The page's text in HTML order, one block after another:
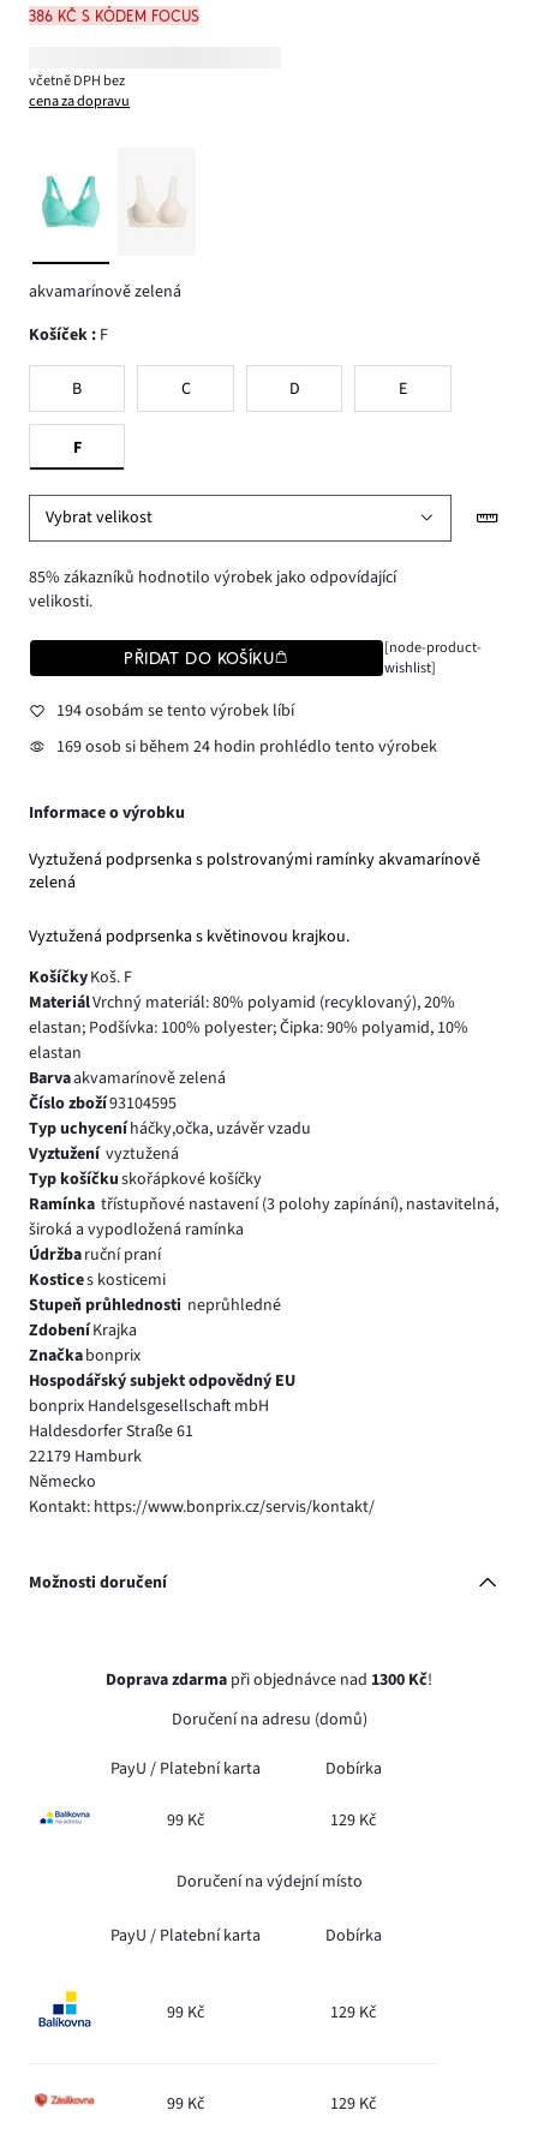
386 Kč s kódem FOCUS
včetně DPH bez
cena za dopravu
akvamarínově zelená
Košíček : F
B C D E
F
Vybrat velikost
85% zákazníků hodnotilo výrobek jako odpovídající
velikosti.
PŘIDAT DO KOŠÍKU
[node-product-
wishlist]
194 osobám se tento výrobek líbí
169 osob si během 24 hodin prohlédlo tento výrobek
Informace o výrobku
Vyztužená podprsenka s polstrovanými ramínky akvamarínově
zelená
Vyztužená podprsenka s květinovou krajkou.
KošíčkyKoš. F
MateriálVrchný materiál: 80% polyamid (recyklovaný), 20%
elastan; Podšívka: 100% polyester; Čipka: 90% polyamid, 10%
elastan
Barvaakvamarínově zelená
Číslo zboží93104595
Typ uchyceníháčky,očka, uzávěr vzadu
Vyztužení vyztužená
Typ košíčkuskořápkové košíčky
Ramínka třístupňové nastavení (3 polohy zapínání), nastavitelná,
široká a vypodložená ramínka
Údržbaruční praní
Kostices kosticemi
Stupeň průhlednosti neprůhledné
ZdobeníKrajka
Značkabonprix
Hospodářský subjekt odpovědný EU
bonprix Handelsgesellschaft mbH
Haldesdorfer Straße 61
22179 Hamburk
Německo
Kontakt: https://www.bonprix.cz/servis/kontakt/
Možnosti doručení
Doprava zdarma při objednávce nad 1300 Kč!
Doručení na adresu (domů)
PayU / Platební karta Dobírka
99 Kč 129 Kč
Doručení na výdejní místo
PayU / Platební karta Dobírka
99 Kč 129 Kč
99 Kč 129 Kč